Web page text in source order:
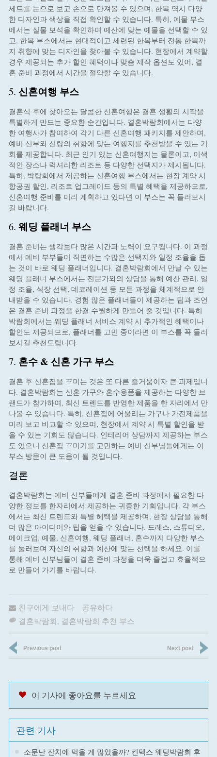
세트를 눈으로 보고 손으로 만져볼 수 있으며, 한복 역시 다양
한 디자인과 색상을 직접 확인할 수 있습니다. 특히, 예물 부스
에서는 실물 보석을 확인하며 예산에 맞는 예물을 선택할 수 있
고, 한복 부스에서는 현대적이고 세련된 한복부터 전통 한복까
지 취향에 맞는 디자인을 찾아볼 수 있습니다. 현장에서 계약할
경우 제공되는 추가 할인 혜택이나 맞춤 제작 옵션도 있어, 결
혼 준비 과정에서 시간을 절약할 수 있습니다.
5. 신혼여행 부스
결혼식 후에 찾아오는 달콤한 신혼여행은 결혼 생활의 시작을
특별하게 만드는 중요한 순간입니다. 결혼박람회에서는 다양
한 여행사가 참여하여 각기 다른 신혼여행 패키지를 제안하며,
예비 신부와 신랑의 취향에 맞는 여행지를 추천받을 수 있는 기
회를 제공합니다. 최근 인기 있는 신혼여행지는 물론이고, 이색
적인 장소나 럭셔리한 리조트 등 다양한 선택지가 제시됩니다.
특히, 박람회에서 제공하는 신혼여행 부스에서는 현장 계약 시
항공권 할인, 리조트 업그레이드 등의 특별 혜택을 제공하므로,
신혼여행 준비를 미리 계획하고 있다면 이 부스는 꼭 들러보시
길 바랍니다.
6. 웨딩 플래너 부스
결혼 준비는 생각보다 많은 시간과 노력이 요구됩니다. 이 과정
에서 예비 부부들이 직면하는 수많은 선택지와 일정 조율을 돕
는 것이 바로 웨딩 플래너입니다. 결혼박람회에서 만날 수 있는
웨딩 플래너 부스에서는 전문가와의 상담을 통해 예산 관리, 일
정 조율, 식장 선택, 데코레이션 등 모든 과정을 체계적으로 안
내받을 수 있습니다. 경험 많은 플래너들이 제공하는 팁과 조언
은 결혼 준비 과정을 한결 수월하게 만들어 줄 것입니다. 특히
박람회에서는 웨딩 플래너 서비스 계약 시 추가적인 혜택이나
할인도 제공되므로, 플래너를 고민 중이라면 이 부스를 꼭 들러
보시길 추천드립니다.
7. 혼수 & 신혼 가구 부스
결혼 후 신혼집을 꾸미는 것은 또 다른 즐거움이자 큰 과제입니
다. 결혼박람회는 신혼 가구와 혼수용품을 제공하는 다양한 브
랜드가 참가하여, 최신 트렌드를 반영한 제품을 한 자리에서 만
나볼 수 있습니다. 특히, 신혼집에 어울리는 가구나 가전제품을
미리 보고 비교할 수 있으며, 현장에서 계약 시 특별 할인을 받
을 수 있는 기회도 많습니다. 인테리어 상담까지 제공하는 부스
도 있으니 신혼집 꾸미기를 고민하는 예비 신부님들에게는 이
부스 방문이 큰 도움이 될 것입니다.
결론
결혼박람회는 예비 신부들에게 결혼 준비 과정에서 필요한 다
양한 정보를 한자리에서 제공하는 귀중한 기회입니다. 각 부스
에서는 최신 트렌드와 특별 혜택을 제공하며, 현장 상담을 통해
더 많은 아이디어와 팁을 얻을 수 있습니다. 드레스, 스튜디오,
메이크업, 예물, 신혼여행, 웨딩 플래너, 혼수까지 다양한 부스
를 둘러보며 자신의 취향과 예산에 맞는 선택을 하세요. 이를
통해 예비 신부님들이 결혼 준비 과정을 더욱 즐겁고 효율적으
로 만들어 가기를 바랍니다.
친구에게 보내다
공유하다
결혼박람회, 결혼박람회 추천 부스
Previous post Next post
이 기사에 좋아요를 누르세요
관련 기사
소문난 잔치에 먹을 게 많았을까? 킨텍스 웨딩박람회 후